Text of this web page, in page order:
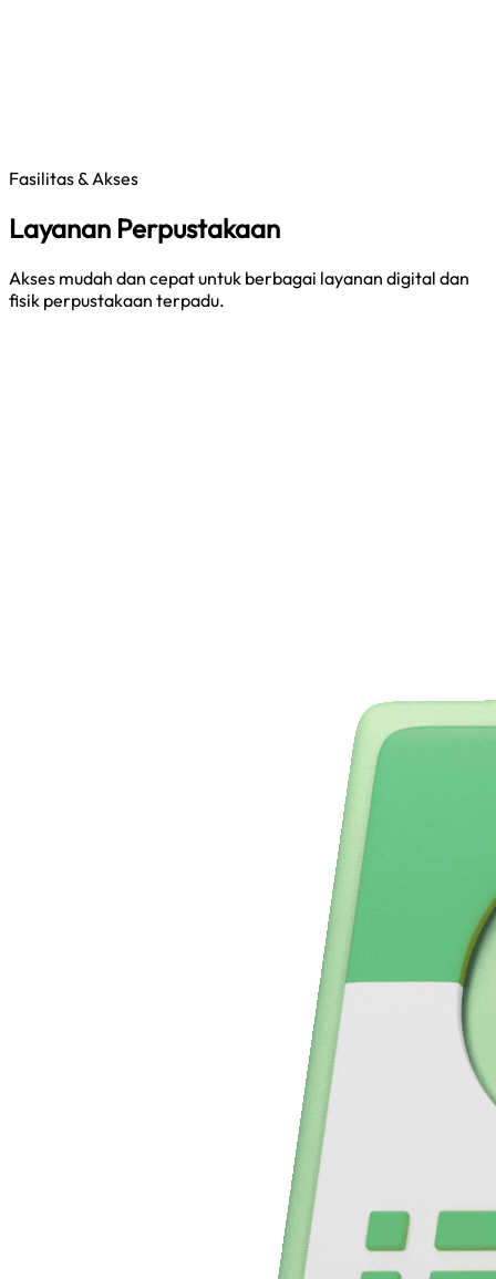
Fasilitas & Akses
Layanan Perpustakaan
Akses mudah dan cepat untuk berbagai layanan digital dan
fisik perpustakaan terpadu.